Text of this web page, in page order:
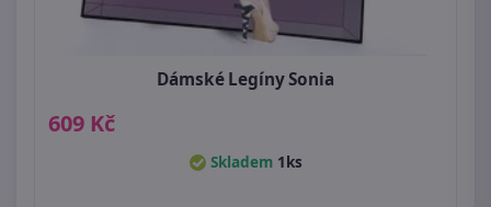
Dámské Legíny Sonia
609 Kč
Skladem 1ks